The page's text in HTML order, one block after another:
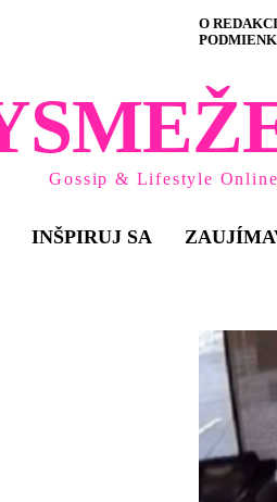
O
Gossip & Lifestyle
INŠPIRUJ SA